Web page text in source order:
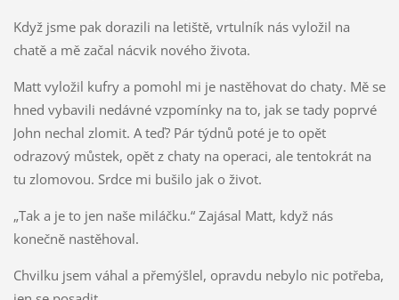
Když jsme pak dorazili na letiště, vrtulník nás vyložil na
chatě a mě začal nácvik nového života.
Matt vyložil kufry a pomohl mi je nastěhovat do chaty. Mě se
hned vybavili nedávné vzpomínky na to, jak se tady poprvé
John nechal zlomit. A teď? Pár týdnů poté je to opět
odrazový můstek, opět z chaty na operaci, ale tentokrát na
tu zlomovou. Srdce mi bušilo jak o život.
„Tak a je to jen naše miláčku.“ Zajásal Matt, když nás
konečně nastěhoval.
Chvilku jsem váhal a přemýšlel, opravdu nebylo nic potřeba,